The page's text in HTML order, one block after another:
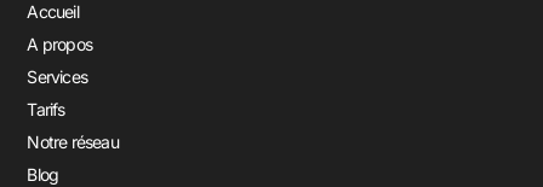
Accueil
A propos
Services
Tarifs
Notre réseau
Blog